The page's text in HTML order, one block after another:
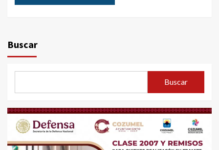
Buscar
Buscar